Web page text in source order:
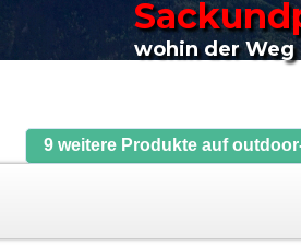
wohin der Weg
9 weitere Produkte auf